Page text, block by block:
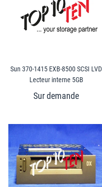
Sun 370-1415 EXB-8500 SCSI LVD
Lecteur interne 5GB